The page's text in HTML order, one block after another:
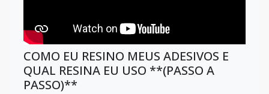
COMO EU RESINO MEUS ADESIVOS E
QUAL RESINA EU USO **(PASSO A
PASSO)**